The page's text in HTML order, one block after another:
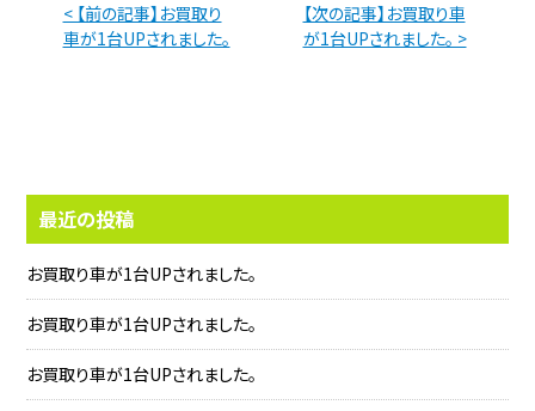
< 【前の記事】お買取り
車が1台UPされました。
【次の記事】お買取り車
が1台UPされました。 >
最近の投稿
お買取り車が1台UPされました。
お買取り車が1台UPされました。
お買取り車が1台UPされました。